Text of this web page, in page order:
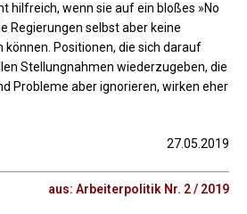
hilfreich, wenn sie auf ein bloßes »No
Regierungen selbst aber keine
können. Positionen, die sich darauf
Stellungnahmen wiederzugeben, die
Probleme aber ignorieren, wirken eher
27.05.2019
aus: Arbeiterpolitik Nr. 2 / 2019